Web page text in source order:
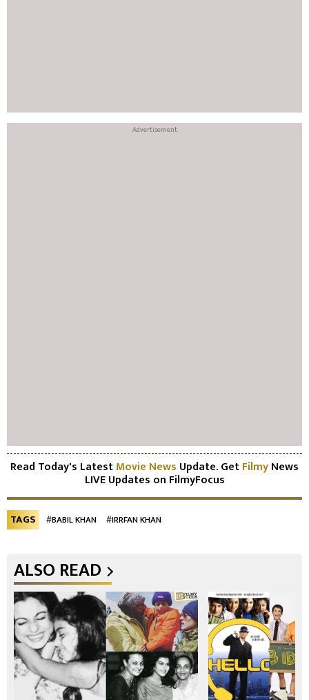
Read Today's LatestMovie News Update. GetFilmyNews
LIVE Updates on FilmyFocus
TAGS #BABIL KHAN #IRRFAN KHAN
ALSO READ